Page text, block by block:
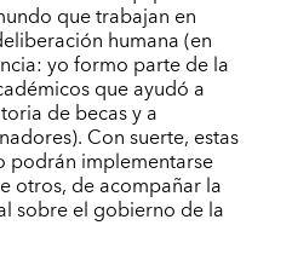
que trabajan en
humana (en
yo formo parte de la
que ayudó a
de becas y a
Con suerte, estas
podrán implementarse
otros, de acompañar la
sobre el gobierno de la